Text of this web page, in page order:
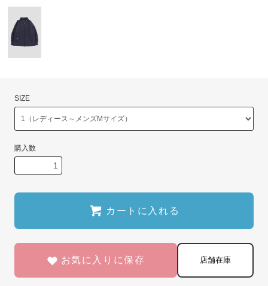
SIZE
購入数
カートに入れる
お気に入りに保存 店舗在庫